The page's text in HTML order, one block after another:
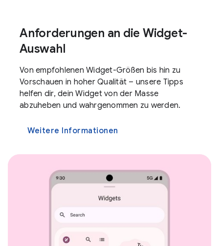
Anforderungen an die Widget-
Auswahl
Von empfohlenen Widget-Größen bis hin zu
Vorschauen in hoher Qualität – unsere Tipps
helfen dir, dein Widget von der Masse
abzuheben und wahrgenommen zu werden.
Weitere Informationen